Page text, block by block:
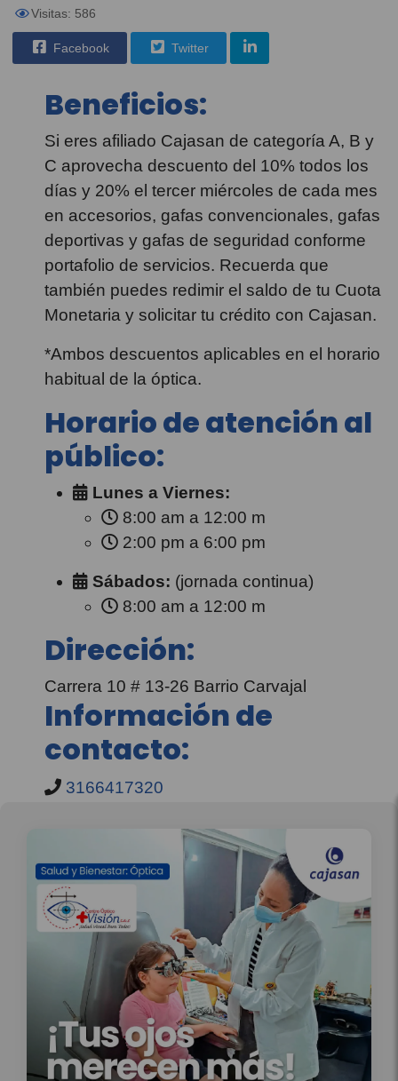
Visitas: 586
Facebook Twitter
Beneficios:
Si eres afiliado Cajasan de categoría A, B y
C aprovecha descuento del 10% todos los
días y 20% el tercer miércoles de cada mes
en accesorios, gafas convencionales, gafas
deportivas y gafas de seguridad conforme
portafolio de servicios. Recuerda que
también puedes redimir el saldo de tu Cuota
Monetaria y solicitar tu crédito con Cajasan.
*Ambos descuentos aplicables en el horario
habitual de la óptica.
Horario de atención al
público:
Lunes a Viernes:
8:00 am a 12:00 m
2:00 pm a 6:00 pm
Sábados: (jornada continua)
8:00 am a 12:00 m
Dirección:
Carrera 10 # 13-26 Barrio Carvajal
Información de
contacto:
3166417320